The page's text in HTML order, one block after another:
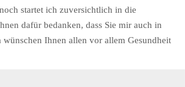
startet ich zuversichtlich in die
dafür bedanken, dass Sie mir auch in
Ihnen allen vor allem Gesundheit